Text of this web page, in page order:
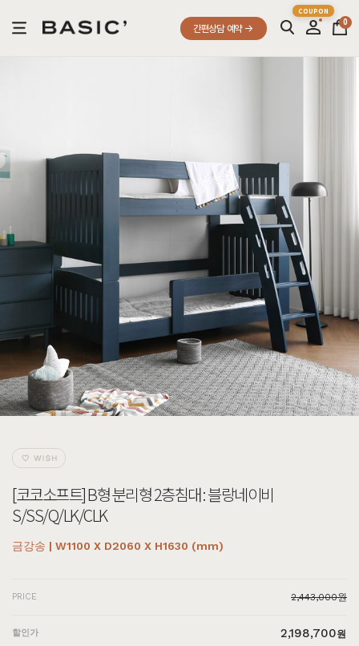
간편상담 예약
0
[코코소프트] B형 분리형 2층침대 : 블랑네이비
S/SS/Q/LK/CLK
금강송 | W1100 X D2060 X H1630 (mm)
PRICE 2,443,000원
할인가 2,198,700원